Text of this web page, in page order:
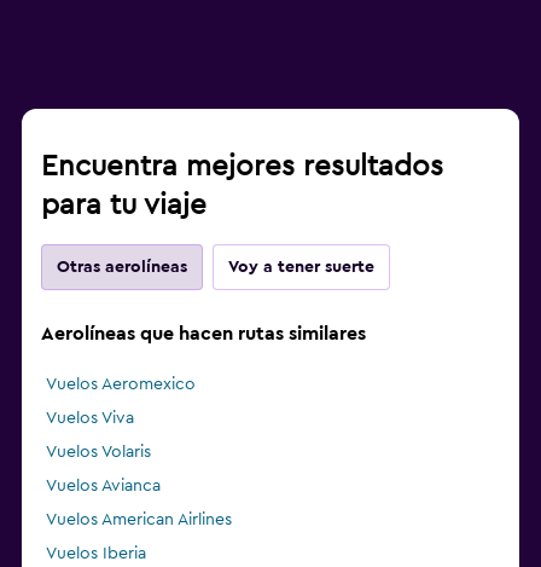
Encuentra mejores resultados
para tu viaje
Otras aerolíneas Voy a tener suerte
Aerolíneas que hacen rutas similares
Vuelos Aeromexico
Vuelos Viva
Vuelos Volaris
Vuelos Avianca
Vuelos American Airlines
Vuelos Iberia